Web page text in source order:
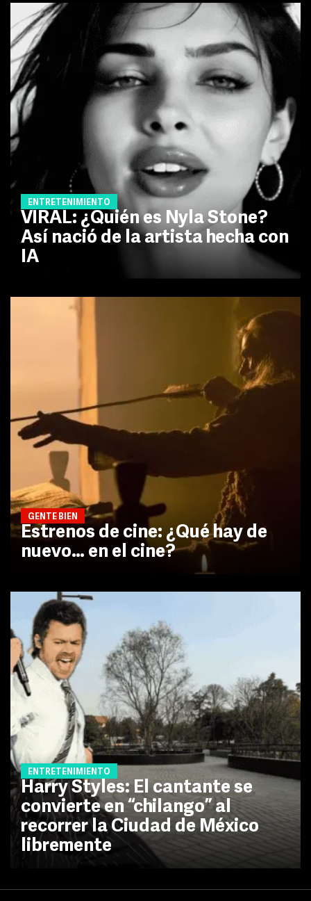
ENTRETENIMIENTO
VIRAL: ¿Quién es Nyla Stone?
Así nació de la artista hecha con
IA
GENTE BIEN
Estrenos de cine: ¿Qué hay de
nuevo… en el cine?
ENTRETENIMIENTO
Harry Styles: El cantante se
convierte en “chilango” al
recorrer la Ciudad de México
libremente